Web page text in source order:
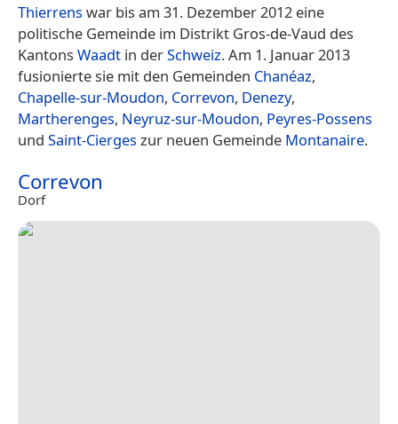
Thierrenswar bis am 31. Dezember 2012 eine
politische Gemeinde im Distrikt Gros-de-Vaud des
Kantons Waadt in derSchweiz. Am 1. Januar 2013
fusionierte sie mit den Gemeinden Chanéaz,
Chapelle-sur-Moudon, Correvon, Denezy,
Martherenges, Neyruz-sur-Moudon, Peyres-Possens
und Saint-Ciergeszur neuen Gemeinde Montanaire.
Correvon
Dorf